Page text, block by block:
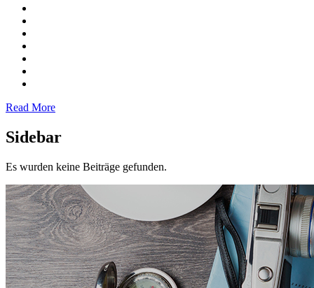
Read More
Sidebar
Es wurden keine Beiträge gefunden.